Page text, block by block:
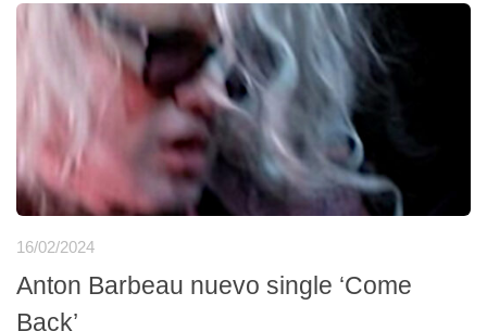
16/02/2024
Anton Barbeau nuevo single ‘Come
Back’